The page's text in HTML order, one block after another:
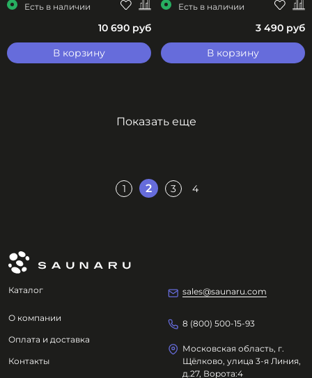
Есть в наличии
10 690 руб
В корзину
Есть в наличии
3 490 руб
В корзину
Показать еще
1 2 3 4
Каталог
О компании
Оплата и доставка
Контакты
sales@saunaru.com
8 (800) 500-15-93
Московская область, г.
Щёлково, улица 3-я Линия,
д.27, Ворота:4